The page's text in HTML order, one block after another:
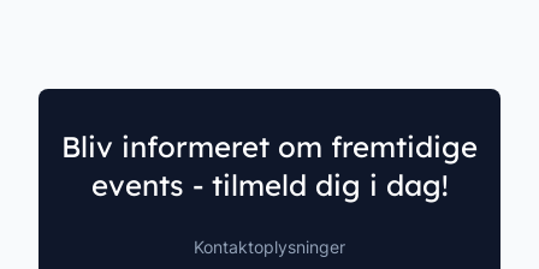
Bliv informeret om fremtidige
events - tilmeld dig i dag!
Kontaktoplysninger